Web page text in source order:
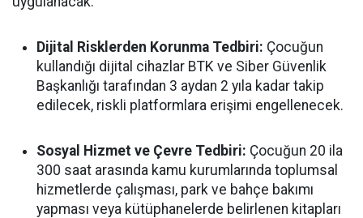
Dijital Risklerden Korunma Tedbiri: Çocuğun
kullandığı dijital cihazlar BTK ve Siber Güvenlik
Başkanlığı tarafından 3 aydan 2 yıla kadar takip
edilecek, riskli platformlara erişimi engellenecek.
Sosyal Hizmet ve Çevre Tedbiri: Çocuğun 20 ila
300 saat arasında kamu kurumlarında toplumsal
hizmetlerde çalışması, park ve bahçe bakımı
yapması veya kütüphanelerde belirlenen kitapları